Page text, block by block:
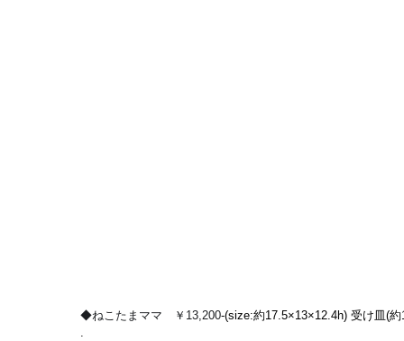
◆ねこたまママ　￥13,200-(size:約17.5×13×12.4h) 受け皿(
.